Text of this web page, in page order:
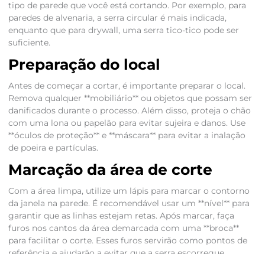
tipo de parede que você está cortando. Por exemplo, para
paredes de alvenaria, a serra circular é mais indicada,
enquanto que para drywall, uma serra tico-tico pode ser
suficiente.
Preparação do local
Antes de começar a cortar, é importante preparar o local.
Remova qualquer **mobiliário** ou objetos que possam ser
danificados durante o processo. Além disso, proteja o chão
com uma lona ou papelão para evitar sujeira e danos. Use
**óculos de proteção** e **máscara** para evitar a inalação
de poeira e partículas.
Marcação da área de corte
Com a área limpa, utilize um lápis para marcar o contorno
da janela na parede. É recomendável usar um **nível** para
garantir que as linhas estejam retas. Após marcar, faça
furos nos cantos da área demarcada com uma **broca**
para facilitar o corte. Esses furos servirão como pontos de